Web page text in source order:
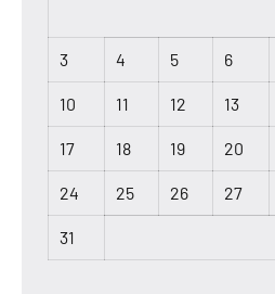
3 4 5 6
10 11 12 13
17 18 19 20
24 25 26 27
31